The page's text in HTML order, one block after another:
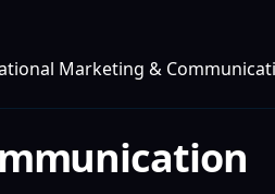
Marketing &